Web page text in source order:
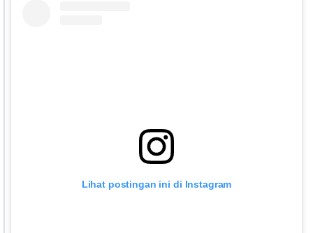
Lihat postingan ini di Instagram